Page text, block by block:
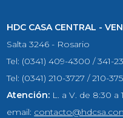
HDC CASA CENTRAL -
Salta 3246 - Rosario
Tel: (0341) 409-4300 / 341-
Tel: (0341) 210-3727 / 210-
Atención: L. a V. de 8:30 a
email: